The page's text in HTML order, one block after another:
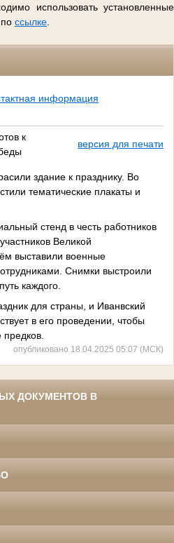
использовать установленные
ссылке
информация
к
версия для печати
здание к празднику. Во
тематические плакаты и
стенд в честь работников
Великой
выставили военные
Снимки выстроили
каждого.
для страны, и Иванвский
в его проведении, чтобы
опубликовано 18.04.2025 05:07 (МСК)
ДОКУМЕНТОВ В